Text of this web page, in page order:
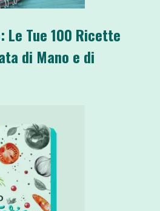
Tue 100 Ricette
di Mano e di